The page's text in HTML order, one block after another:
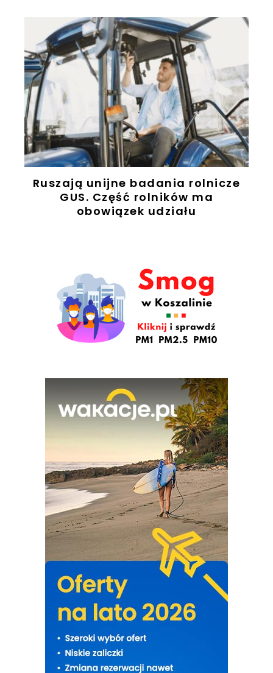
Ruszają unijne badania rolnicze
GUS. Część rolników ma
obowiązek udziału